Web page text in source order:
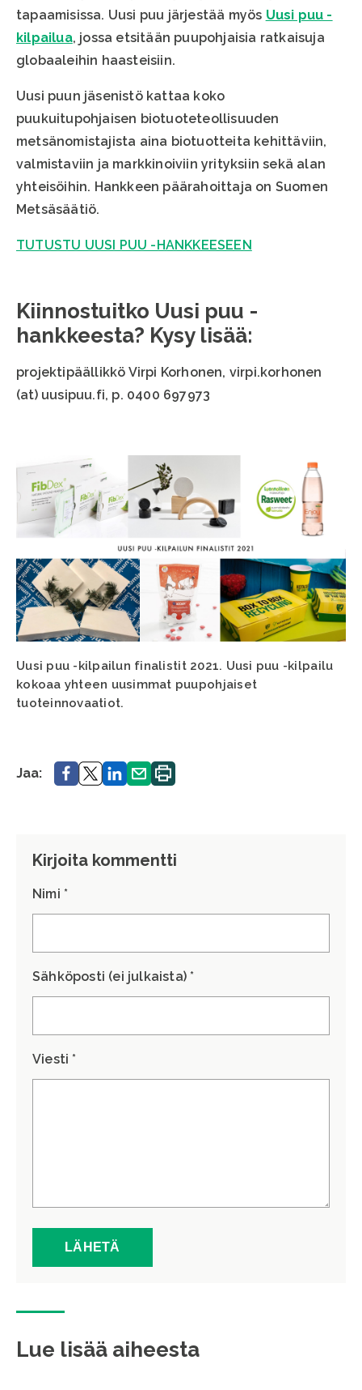
tapaamisissa. Uusi puu järjestää myös Uusi puu -
kilpailua, jossa etsitään puupohjaisia ratkaisuja
globaaleihin haasteisiin.
Uusi puun jäsenistö kattaa koko
puukuitupohjaisen biotuoteteollisuuden
metsänomistajista aina biotuotteita kehittäviin,
valmistaviin ja markkinoiviin yrityksiin sekä alan
yhteisöihin. Hankkeen päärahoittaja on Suomen
Metsäsäätiö.
TUTUSTU UUSI PUU -HANKKEESEEN
Kiinnostuitko Uusi puu -
hankkeesta? Kysy lisää:
projektipäällikkö Virpi Korhonen, virpi.korhonen
(at) uusipuu.fi, p. 0400 697973
Uusi puu -kilpailun finalistit 2021. Uusi puu -kilpailu
kokoaa yhteen uusimmat puupohjaiset
tuoteinnovaatiot.
Jaa: Jaa. Jaa.Jaa. Jaa. Tulosta
sivu.
Kirjoita kommentti
Nimi *
Sähköposti (ei julkaista) *
Viesti *
Lue lisää aiheesta